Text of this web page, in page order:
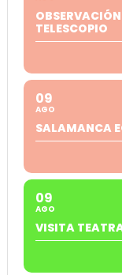
TELESCOPIO
09
AGO
SALAMANCA
09
AGO
VISITA